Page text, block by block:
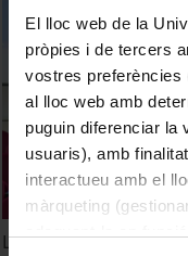
El lloc web de la
pròpies i de tercers
vostres preferències
al lloc web amb
puguin diferenciar la
usuaris), amb
interactueu amb el
màrqueting
L'impacte social de